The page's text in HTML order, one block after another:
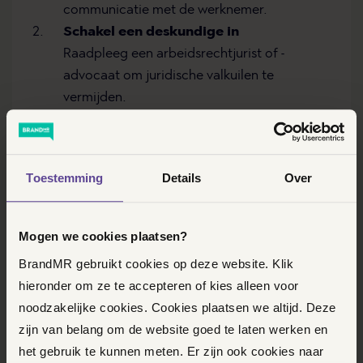
Toestemming Details Over
Mogen we cookies plaatsen?
BrandMR gebruikt cookies op deze website. Klik
hieronder om ze te accepteren of kies alleen voor
noodzakelijke cookies. Cookies plaatsen we altijd. Deze
zijn van belang om de website goed te laten werken en
het gebruik te kunnen meten. Er zijn ook cookies naar
communicatie met de werknemer.
Schakel een deskundige in
Raadpleeg een arbeidsrechtjurist of -
advocaat om juridische valkuilen te
vermijden.
Zorg dat alle procedures volgens de regels
afwijzing van een ontslagaanvraag.